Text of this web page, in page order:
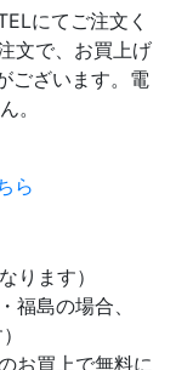
にてご注文く
文で、お買上げ
ございます。電
。
ら
ります）
福島の場合、
お買上で無料に